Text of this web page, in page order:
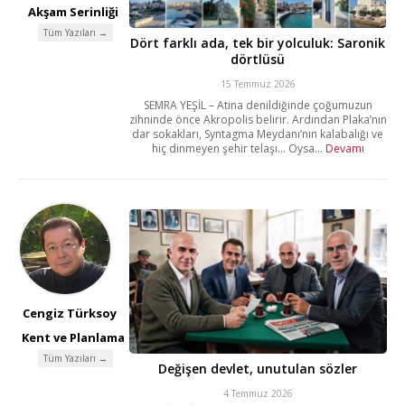
Akşam Serinliği
Tüm Yazıları →
Dört farklı ada, tek bir yolculuk: Saronik
dörtlüsü
15 Temmuz 2026
SEMRA YEŞİL – Atina denildiğinde çoğumuzun
zihninde önce Akropolis belirir. Ardından Plaka’nın
dar sokakları, Syntagma Meydanı’nın kalabalığı ve
hiç dinmeyen şehir telaşı… Oysa... Devamı
Cengiz Türksoy
Kent ve Planlama
Tüm Yazıları →
Değişen devlet, unutulan sözler
4 Temmuz 2026